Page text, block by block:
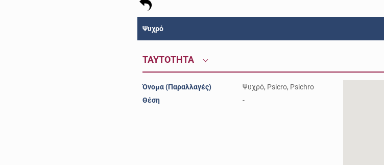
Ψυχρό
ΤΑΥΤΟΤΗΤΑ
Όνομα (Παραλλαγές)
Ψυχρό, Psicro, Psichro
Θέση
-